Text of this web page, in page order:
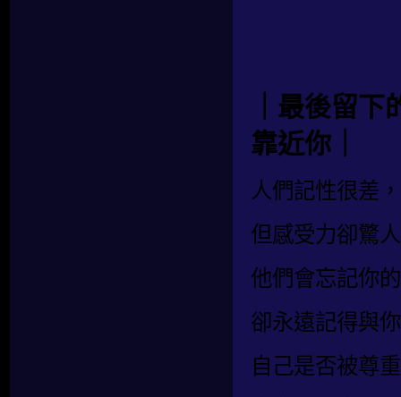
｜最後留
靠近你｜
人們記性很差，
但感受力卻驚
他們會忘記你
卻永遠記得與
自己是否被尊